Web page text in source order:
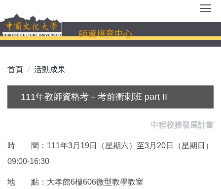
到
主
要
容
師資培育中心
首頁 活動成果
111年教師資格考－考前衝刺班 part II
中程校務發展計畫
時 間：111年3月19日（星期六）至3月20日（星期日）
09:00-16:30
地 點：大孝館6樓606微型教學教室